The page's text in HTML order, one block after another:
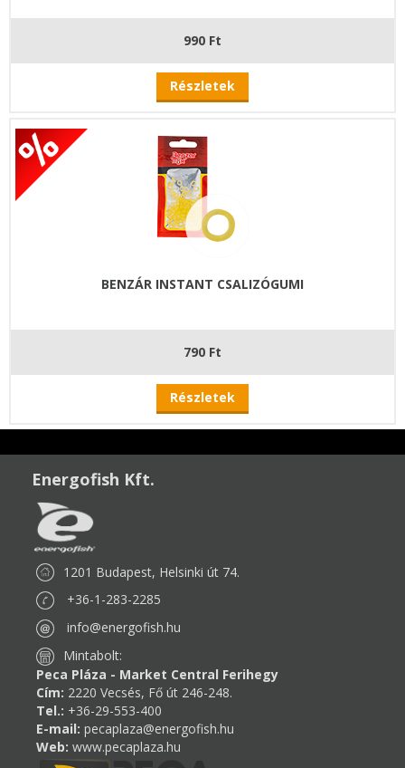
990 Ft
Részletek
BENZÁR INSTANT CSALIZÓGUMI
790 Ft
Részletek
Energofish Kft.
1201 Budapest, Helsinki út 74.
+36-1-283-2285
info@energofish.hu
Mintabolt:
Peca Pláza - Market Central Ferihegy
Cím: 2220 Vecsés, Fő út 246-248.
Tel.: +36-29-553-400
E-mail: pecaplaza@energofish.hu
Web: www.pecaplaza.hu